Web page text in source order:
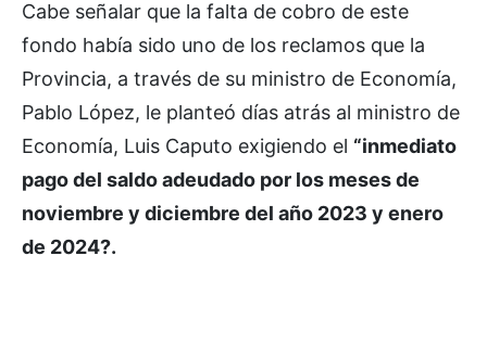
Cabe señalar que la falta de cobro de este
fondo había sido uno de los reclamos que la
Provincia, a través de su ministro de Economía,
Pablo López, le planteó días atrás al ministro de
Economía, Luis Caputo exigiendo el “inmediato
pago del saldo adeudado por los meses de
noviembre y diciembre del año 2023 y enero
de 2024?.